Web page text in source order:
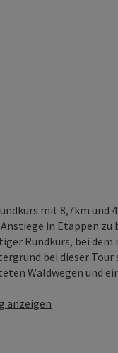
mit 8,7km
in Etappen
Rundkurs, bei
bei dieser
Waldwegen und
anzeigen